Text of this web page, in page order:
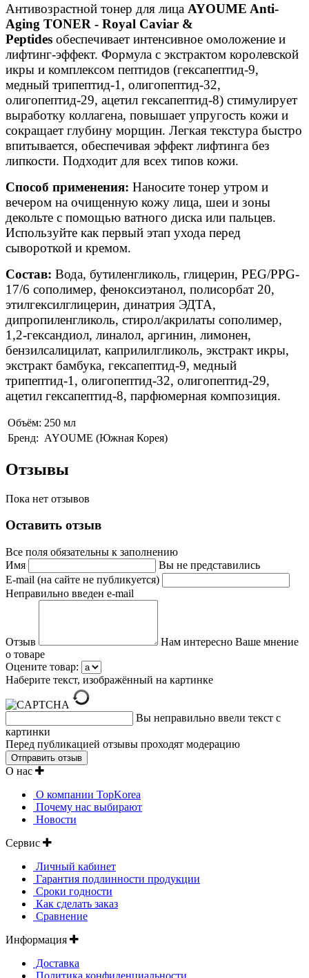
Антивозрастной тонер для лица AYOUME Anti-
Aging TONER - Royal Caviar &
Peptides обеспечивает интенсивное омоложение и
лифтинг-эффект. Формула с экстрактом королевской
икры и комплексом пептидов (гексапептид-9,
медный трипептид-1, олигопептид-32,
олигопептид-29, ацетил гексапептид-8) стимулирует
выработку коллагена, повышает упругость кожи и
сокращает глубину морщин. Легкая текстура быстро
впитывается, обеспечивая эффект лифтинга без
липкости. Подходит для всех типов кожи.
Способ применения: Наносите тонер утром и
вечером на очищенную кожу лица, шеи и зоны
декольте с помощью ватного диска или пальцев.
Используйте как первый этап ухода перед
сывороткой и кремом.
Состав: Вода, бутиленгликоль, глицерин, PEG/PPG-
17/6 сополимер, феноксиэтанол, полисорбат 20,
этилгексилглицерин, динатрия ЭДТА,
дипропиленгликоль, стирол/акрилаты сополимер,
1,2-гександиол, линалол, аргинин, лимонен,
бензилсалицилат, каприлилгликоль, экстракт икры,
экстракт бамбука, гексапептид-9, медный
трипептид-1, олигопептид-32, олигопептид-29,
ацетил гексапептид-8, парфюмерная композиция.
Объём: 250 мл
Бренд: AYOUME (Южная Корея)
Отзывы
Пока нет отзывов
Оставить отзыв
Все поля обязательны к заполнению
Имя
Вы не представились
E-mail (на сайте не публикуется)
Неправильно введен e-mail
Отзыв
Нам интересно Ваше мнение
о товаре
Оцените товар:
Наберите текст, изображённый на картинке
Вы неправильно ввели текст с
картинки
Перед публикацией отзывы проходят модерацию
О нас
О компании TopKorea
Почему нас выбирают
Новости
Сервис
Личный кабинет
Гарантия подлинности продукции
Сроки годности
Как сделать заказ
Сравнение
Информация
Доставка
Политика конфиденциальности